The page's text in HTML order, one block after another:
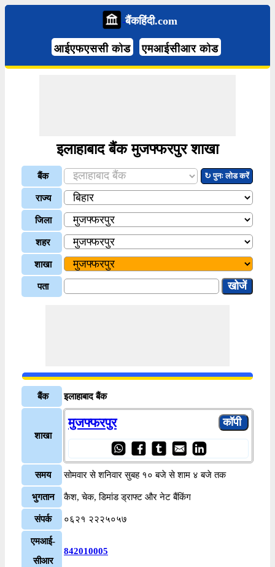
बैंकहिंदी.com
आईएफएससी कोड एमआईसीआर कोड
इलाहाबाद बैंक मुजफ्फरपुर शाखा
बैंक ↻ पुनः लोड करें
राज्य
जिला
शहर
शाखा
पता
बैंक इलाहाबाद बैंक
शाखा
मुजफ्फरपुर
समय सोमवार से शनिवार सुबह १० बजे से शाम ४ बजे तक
भुगतान कैश, चेक, डिमांड ड्राफ्ट और नेट बैंकिंग
संपर्क ०६२१ २२२५०५७
एमआई-
सीआर
842010005